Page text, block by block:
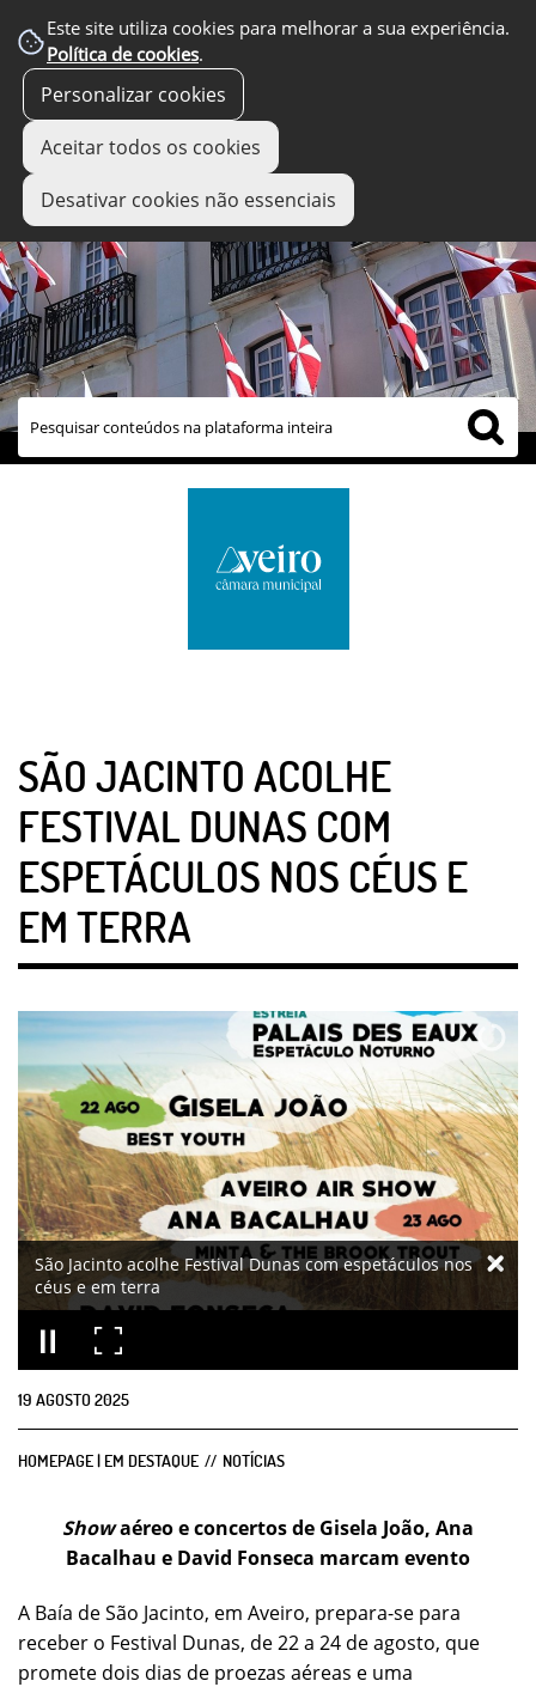
Este site utiliza cookies para melhorar a sua experiência.
Política de cookies.
Personalizar cookies
Aceitar todos os cookies
Desativar cookies não essenciais
links úteis
SÃO JACINTO ACOLHE
FESTIVAL DUNAS COM
ESPETÁCULOS NOS CÉUS E
EM TERRA
São Jacinto acolhe Festival Dunas com espetáculos nos
céus e em terra
19 AGOSTO2025
HOMEPAGE | EM DESTAQUE NOTÍCIAS
Showaéreo e concertos de Gisela João, Ana
Bacalhau e David Fonseca marcam evento
A Baía de São Jacinto, em Aveiro, prepara-se para
receber o Festival Dunas, de 22 a 24 de agosto, que
promete dois dias de proezas aéreas e uma